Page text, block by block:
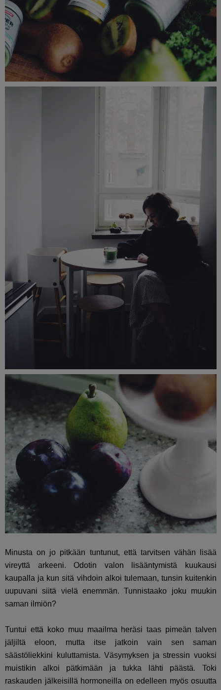
Minusta on jo pitkään tuntunut, että tarvitsen vähän lisää
vireyttä arkeeni. Odotin valon lisääntymistä kuukausi
kaupalla ja kun sitä vihdoin alkoi tulemaan, tunsin kuitenkin
uupuvani siitä vielä enemmän. Tunnistaako joku muukin
saman ilmiön?
Tuntui että koko muu maailma heräsi taas pimeän talven
jäljiltä eloon, mutta itse jatkoin vain sen saman
säästöliekkini kuluttamista. Väsymyksen ja stressin vuoksi
muistikin alkoi pätkimään ja tukka lähti päästä. Toki
raskauden jälkeisillä hormoneilla on edelleen myös osuutta